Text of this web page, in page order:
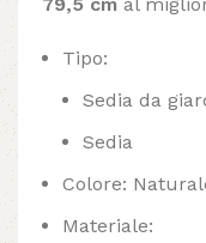
Tipo:
Sedia da
Sedia
Colore:
Materiale: